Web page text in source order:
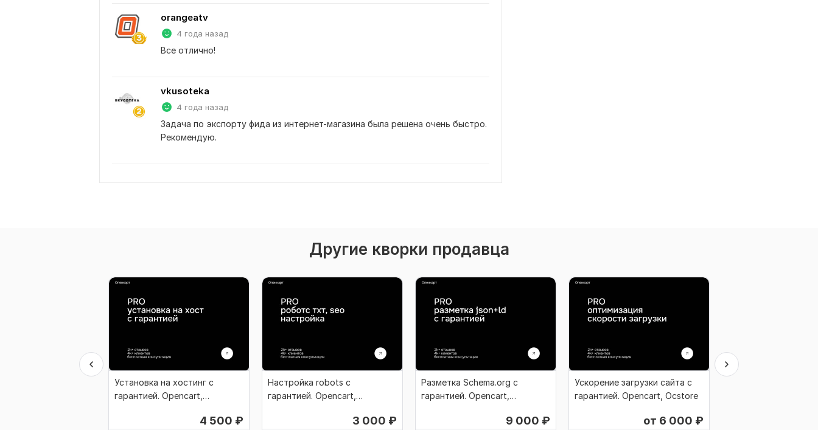
orangeatv
4 года назад
Все отлично!
vkusoteka
4 года назад
Задача по экспорту фида из интернет-магазина была решена очень быстро.
Рекомендую.
Другие кворки продавца
Установка на хостинг с
гарантией. Opencart,
4 500 ₽
Настройка robots с
гарантией. Opencart,
3 000 ₽
Разметка Schema.org с
гарантией. Opencart,
9 000 ₽
Ускорение загрузки сайта с
гарантией. Opencart, Ocstore
от 6 000 ₽